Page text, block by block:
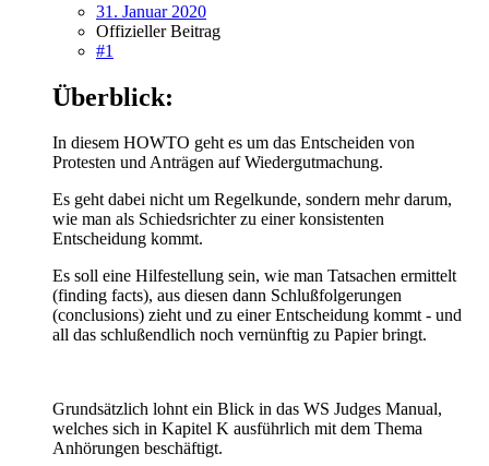
31. Januar 2020
Offizieller Beitrag
#1
Überblick:
In diesem HOWTO geht es um das Entscheiden von
Protesten und Anträgen auf Wiedergutmachung.
Es geht dabei nicht um Regelkunde, sondern mehr darum,
wie man als Schiedsrichter zu einer konsistenten
Entscheidung kommt.
Es soll eine Hilfestellung sein, wie man Tatsachen ermittelt
(finding facts), aus diesen dann Schlußfolgerungen
(conclusions) zieht und zu einer Entscheidung kommt - und
all das schlußendlich noch vernünftig zu Papier bringt.
Grundsätzlich lohnt ein Blick in das WS Judges Manual,
welches sich in Kapitel K ausführlich mit dem Thema
Anhörungen beschäftigt.